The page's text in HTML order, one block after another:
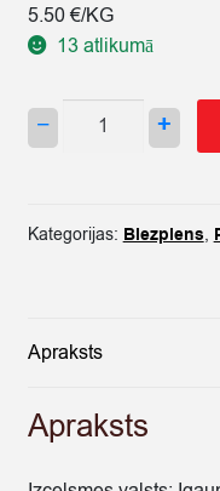
5.50 €/KG
13 atlikumā
−
SIERS
SKĀBO
+
Kategorijas: Biezpiens,
Apraksts
Apraksts